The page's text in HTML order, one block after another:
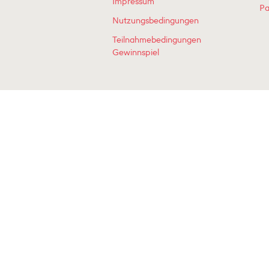
Nutzungsbedingungen
Teilnahmebedingungen
Gewinnspiel